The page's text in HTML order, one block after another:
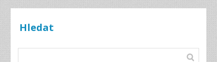
Hledat